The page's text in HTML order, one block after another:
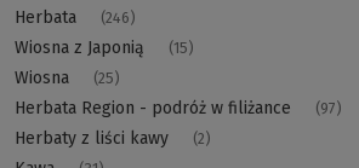
Herbata (246)
Wiosna z Japonią (15)
Wiosna (25)
Herbata Region - podróż w filiżance (97)
Herbaty z liści kawy (2)